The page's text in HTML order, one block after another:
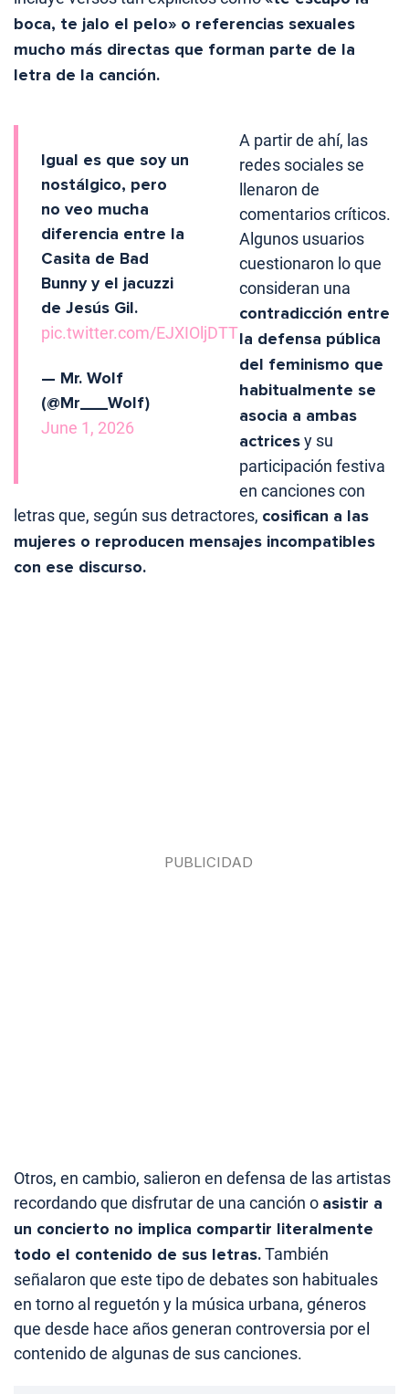
boca, te jalo el pelo» o referencias sexuales
mucho más directas que forman parte de la
letra de la canción.
Igual es que soy un
nostálgico, pero
no veo mucha
diferencia entre la
Casita de Bad
Bunny y el jacuzzi
de Jesús Gil.
pic.twitter.com/EJXIOljDTT
— Mr. Wolf
(@Mr___Wolf)
June 1, 2026
A partir de ahí, las
redes sociales se
llenaron de
comentarios críticos.
Algunos usuarios
cuestionaron lo que
consideran una
contradicción entre
la defensa pública
del feminismo que
habitualmente se
asocia a ambas
actricesy su
participación festiva
en canciones con
letras que, según sus detractores, cosifican a las
mujeres o reproducen mensajes incompatibles
con ese discurso.
Otros, en cambio, salieron en defensa de las artistas
recordando que disfrutar de una canción o asistir a
un concierto no implica compartir literalmente
todo el contenido de sus letras.También
señalaron que este tipo de debates son habituales
en torno al reguetón y la música urbana, géneros
que desde hace años generan controversia por el
contenido de algunas de sus canciones.